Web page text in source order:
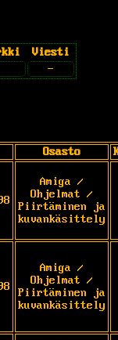
Viesti
-
Osasto
Amiga /
Ohjelmat /
Piirtäminen ja
kuvankäsittely
Amiga /
Ohjelmat /
Piirtäminen ja
kuvankäsittely